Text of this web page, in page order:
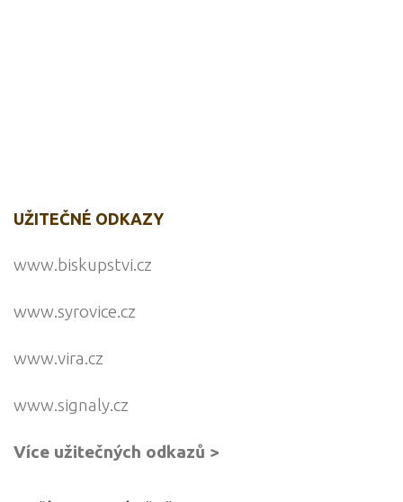
UŽITEČNÉ ODKAZY
www.biskupstvi.cz
www.syrovice.cz
www.vira.cz
www.signaly.cz
Více užitečných odkazů >